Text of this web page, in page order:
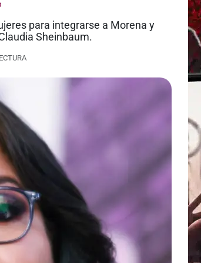
para integrarse a Morena y
Sheinbaum.